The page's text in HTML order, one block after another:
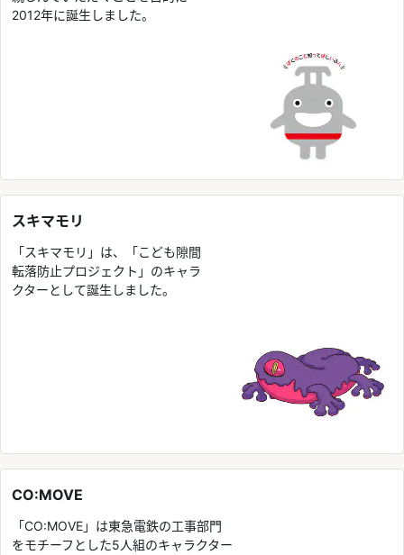
2012年に誕生しました。
スキマモリ
「スキマモリ」は、「こども隙間
転落防止プロジェクト」のキャラ
クターとして誕生しました。
CO:MOVE
「CO:MOVE」は東急電鉄の工事部門
をモチーフとした5人組のキャラクター